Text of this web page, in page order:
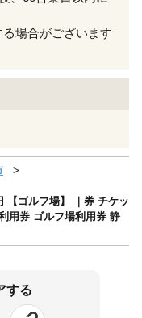
場合がございます
【ゴルフ場】 ｜券 チケッ
用券 ゴルフ場利用券 静
する